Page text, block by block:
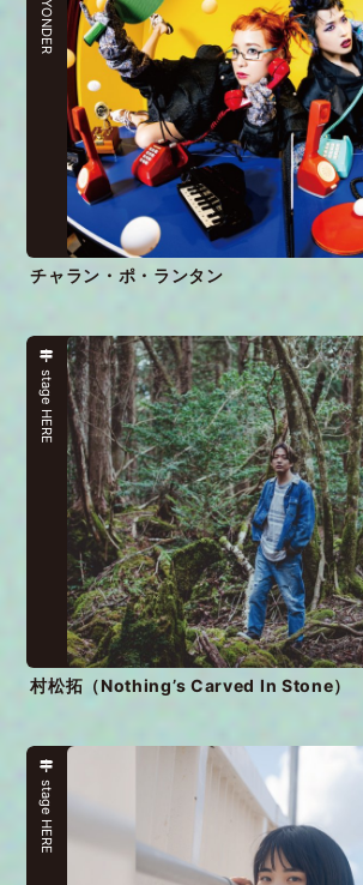
チャラン・ポ・ランタン
stage HERE
村松拓（Nothing’s Carved In Stone）
stage HERE